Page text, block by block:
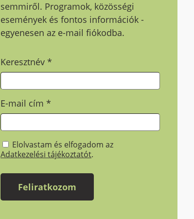
semmiről. Programok, közösségi
események és fontos információk -
egyenesen az e-mail fiókodba.
Keresztnév*
E-mail cím*
Elolvastam és elfogadom az
Adatkezelési tájékoztatót.